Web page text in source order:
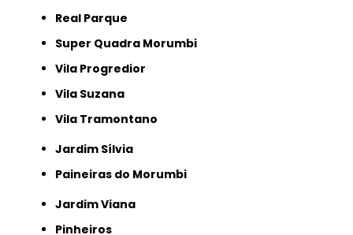
Real Parque
Super Quadra Morumbi
Vila Progredior
Vila Suzana
Vila Tramontano
Jardim Sílvia
Paineiras do Morumbi
Jardim Viana
Pinheiros